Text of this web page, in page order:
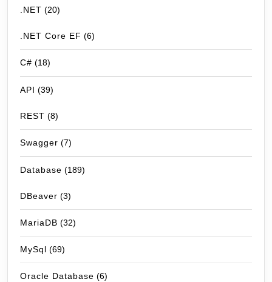
.NET (20)
.NET Core EF (6)
C# (18)
API (39)
REST (8)
Swagger (7)
Database (189)
DBeaver (3)
MariaDB (32)
MySql (69)
Oracle Database (6)